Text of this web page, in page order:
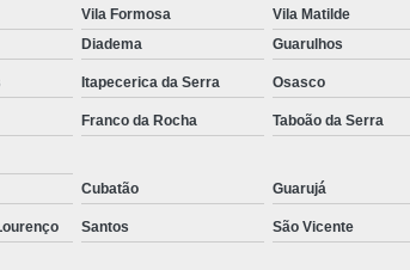
Vila Formosa Vila Matilde
Diadema Guarulhos
Itapecerica da Serra Osasco
Franco da Rocha Taboão da Serra
Cubatão Guarujá
Santos São Vicente